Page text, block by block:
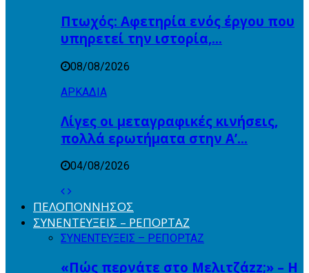
Πτωχός: Αφετηρία ενός έργου που
υπηρετεί την ιστορία,…
08/08/2026
ΑΡΚΑΔΙΑ
Λίγες οι μεταγραφικές κινήσεις,
πολλά ερωτήματα στην Α’…
04/08/2026
ΠΕΛΟΠΟΝΝΗΣΟΣ
ΣΥΝΕΝΤΕΥΞΕΙΣ – ΡΕΠΟΡΤΑΖ
ΣΥΝΕΝΤΕΥΞΕΙΣ – ΡΕΠΟΡΤΑΖ
«Πώς περνάτε στο Μελιτζάzz;» – Η